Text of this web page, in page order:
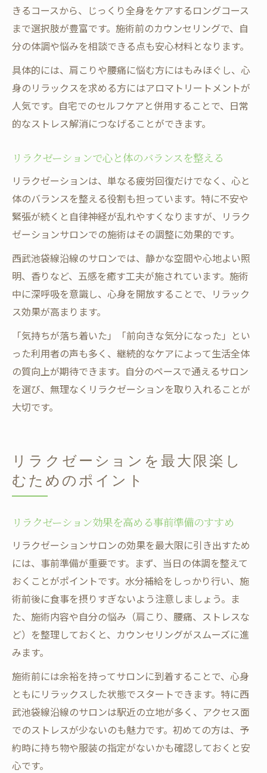
きるコースから、じっくり全身をケアするロングコース
まで選択肢が豊富です。施術前のカウンセリングで、自
分の体調や悩みを相談できる点も安心材料となります。
具体的には、肩こりや腰痛に悩む方にはもみほぐし、心
身のリラックスを求める方にはアロマトリートメントが
人気です。自宅でのセルフケアと併用することで、日常
的なストレス解消につなげることができます。
リラクゼーションで心と体のバランスを整える
リラクゼーションは、単なる疲労回復だけでなく、心と
体のバランスを整える役割も担っています。特に不安や
緊張が続くと自律神経が乱れやすくなりますが、リラク
ゼーションサロンでの施術はその調整に効果的です。
西武池袋線沿線のサロンでは、静かな空間や心地よい照
明、香りなど、五感を癒す工夫が施されています。施術
中に深呼吸を意識し、心身を開放することで、リラック
ス効果が高まります。
「気持ちが落ち着いた」「前向きな気分になった」とい
った利用者の声も多く、継続的なケアによって生活全体
の質向上が期待できます。自分のペースで通えるサロン
を選び、無理なくリラクゼーションを取り入れることが
大切です。
リラクゼーションを最大限楽し
むためのポイント
リラクゼーション効果を高める事前準備のすすめ
リラクゼーションサロンの効果を最大限に引き出すため
には、事前準備が重要です。まず、当日の体調を整えて
おくことがポイントです。水分補給をしっかり行い、施
術前後に食事を摂りすぎないよう注意しましょう。ま
た、施術内容や自分の悩み（肩こり、腰痛、ストレスな
ど）を整理しておくと、カウンセリングがスムーズに進
みます。
施術前には余裕を持ってサロンに到着することで、心身
ともにリラックスした状態でスタートできます。特に西
武池袋線沿線のサロンは駅近の立地が多く、アクセス面
でのストレスが少ないのも魅力です。初めての方は、予
約時に持ち物や服装の指定がないかも確認しておくと安
心です。